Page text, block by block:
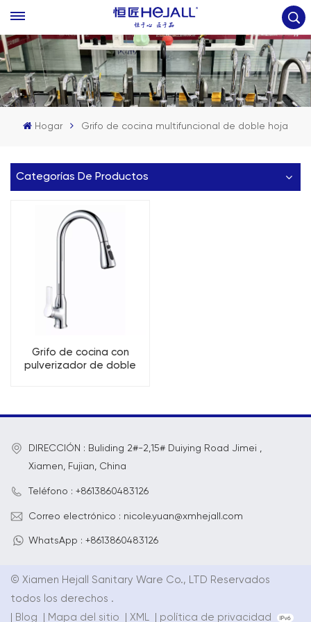
Hogar Grifo de cocina multifuncional de doble hoja
Categorías De Productos
Grifo de cocina con
pulverizador de doble
DIRECCIÓN : Buliding 2#-2,15# Duiying Road Jimei ,
Xiamen, Fujian, China
Teléfono : +8613860483126
Correo electrónico : nicole.yuan@xmhejall.com
WhatsApp : +8613860483126
© Xiamen Hejall Sanitary Ware Co., LTD Reservados
todos los derechos .
Blog Mapa del sitio XML política de privacidad